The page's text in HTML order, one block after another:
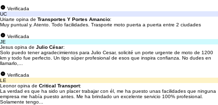
Verificada
UC
Uriarte opina de Transportes Y Portes Amancio:
Muy puntual y. Atento. Todo facilidades. Trasporte moto puerta a puerta entre 2 ciudades
Verificada
JE
Jesus opina de Julio César:
Solo puedo tener agradecimientos para Julio Cesar, solicité un porte urgente de moto de 1200
km y todo fue perfecto. Un tipo súper profesional de esos que inspira confianza. No dudes en
llamarlo,...
Verificada
LE
Leonor opina de Critical Transport:
La verdad es que ha sido un placer trabajar con él, me ha puesto unas facilidades que ninguna
empresa me había puesto antes. Me ha brindado un excelente servicio 100% profesional.
Solamente tengo...